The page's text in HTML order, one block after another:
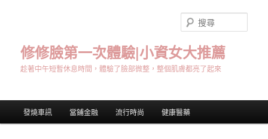
修修臉第一次體驗|小資女大推薦
趁著中午短暫休息時間，體驗了臉部微整，整個肌膚都亮了起來
尋
發燒車訊 當鋪金融 流行時尚 健康醫藥